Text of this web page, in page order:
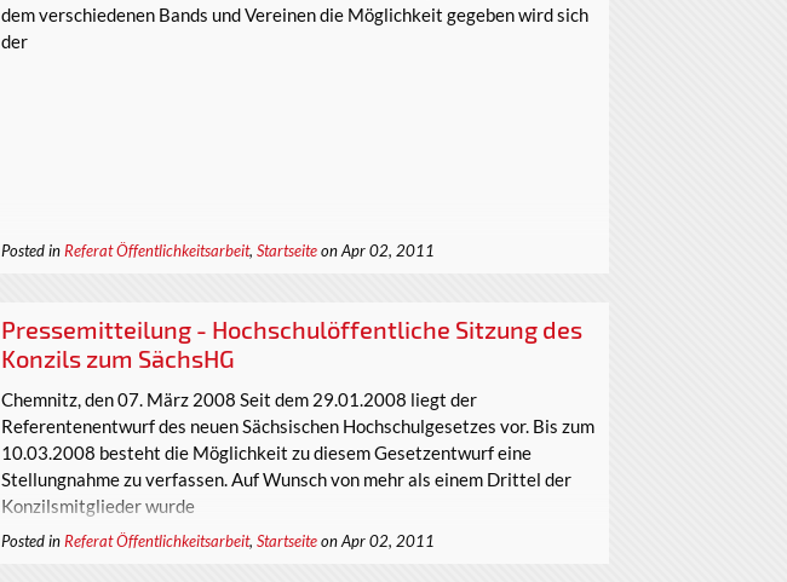
Posted in Referat Öffentlichkeitsarbeit, Startseiteon Apr 02, 2011
dem verschiedenen Bands und Vereinen die Möglichkeit gegeben wird sich
der
Pressemitteilung - Hochschulöffentliche Sitzung des
Konzils zum SächsHG
Posted in Referat Öffentlichkeitsarbeit, Startseiteon Apr 02, 2011
Chemnitz, den 07. März 2008 Seit dem 29.01.2008 liegt der
Referentenentwurf des neuen Sächsischen Hochschulgesetzes vor. Bis zum
10.03.2008 besteht die Möglichkeit zu diesem Gesetzentwurf eine
Stellungnahme zu verfassen. Auf Wunsch von mehr als einem Drittel der
Konzilsmitglieder wurde